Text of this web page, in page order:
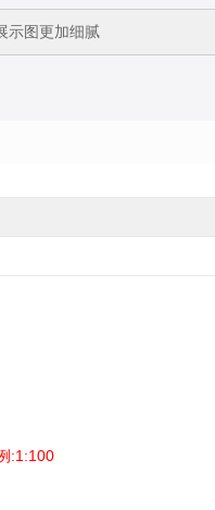
示图更加细腻
:1:100